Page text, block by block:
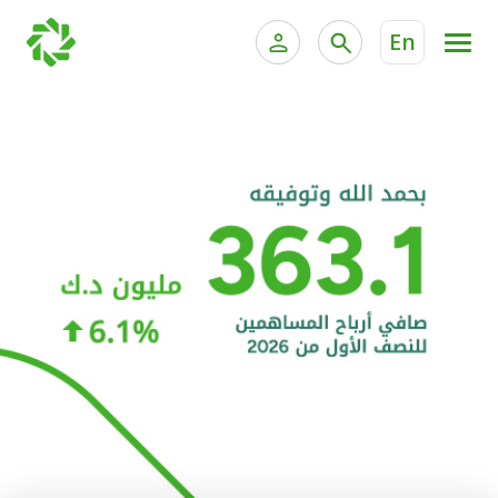
En
الخدمات المصرفية الإلكترونية للشركات
خدمة "بيتك" للتداول الإلكتروني
الحسابات المصرفية
البطاقات
"برامج العملاء"